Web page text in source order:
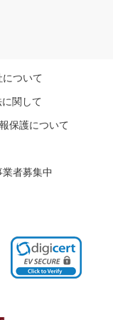
ついて
関して
保護について
者募集中